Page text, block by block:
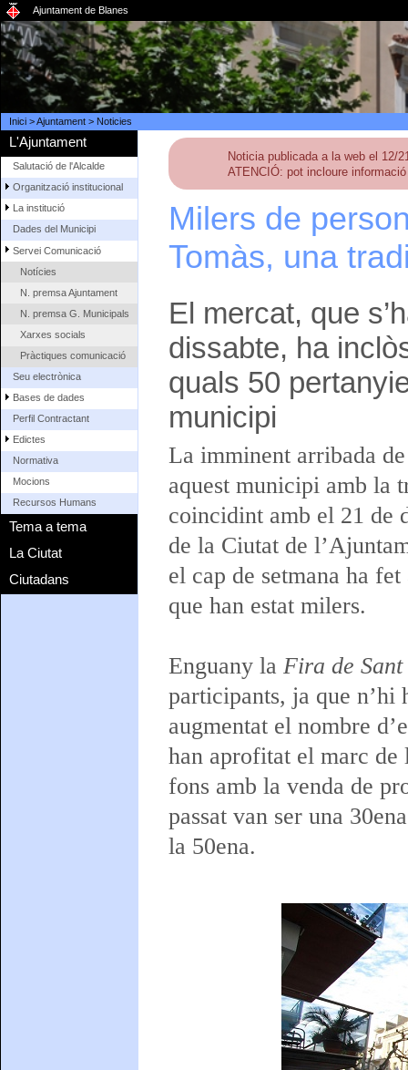
Ajuntament de Blanes
Inici>Ajuntament> Noticies
L'Ajuntament
Salutació de l'Alcalde
Organització institucional
La institució
Dades del Municipi
Servei Comunicació
Notícies
N. premsa Ajuntament
N. premsa G. Municipals
Xarxes socials
Pràctiques comunicació
Seu electrònica
Bases de dades
Perfil Contractant
Edictes
Normativa
Mocions
Recursos Humans
Tema a tema
La Ciutat
Ciutadans
Noticia publicada a la web el 12/
ATENCIÓ: pot incloure
Milers de
Tomàs, una
El mercat, que
dissabte, ha
quals 50
municipi
La imminent arribada
aquest municipi amb la
coincidint amb el 21 de
de la Ciutat de
el cap de setmana ha
que han estat milers.
Enguany la Fira de
participants, ja que n’hi
augmentat el nombre
han aprofitat el marc de
fons amb la venda de
passat van ser una
la 50ena.